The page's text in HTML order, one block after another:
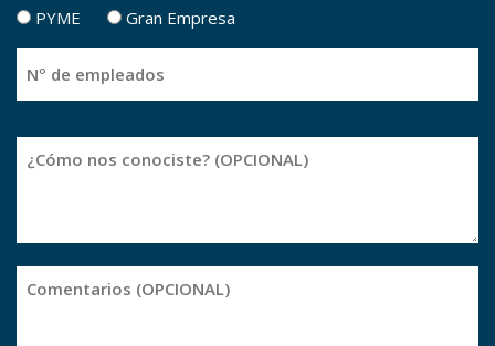
PYME Gran Empresa
de
Cómo
nos
Comentarios